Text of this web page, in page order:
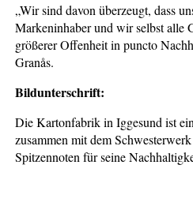
„Wir sind davon überzeugt, dass
Markeninhaber und wir selbst alle
größerer Offenheit in puncto
Granås.
Bildunterschrift:
Die Kartonfabrik in Iggesund ist
zusammen mit dem
Spitzennoten für seine